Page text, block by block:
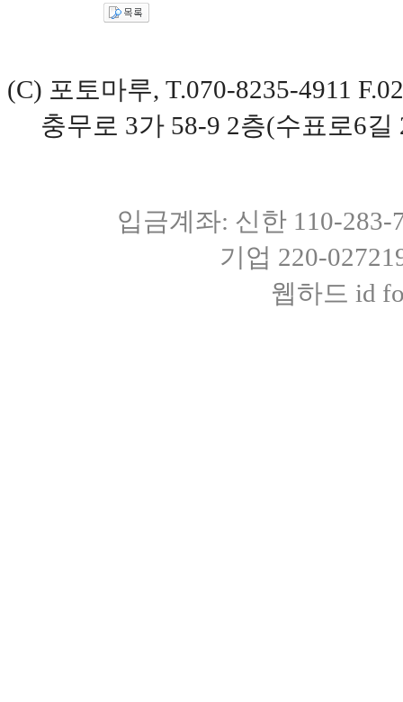
(C) 포토마루, T.070-8235-4911
충무로 3가 58-9 2층(수표로6
입금계좌: 신한 110-
기업 220-
웹하드 id